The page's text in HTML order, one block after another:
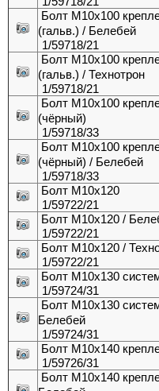
Болт М10х100
(гальв.) / Белебей
1/59718/21
Болт М10х100
(гальв.) / Технотрон
1/59718/21
Болт М10х100
(чёрный)
1/59718/33
Болт М10х100
(чёрный) / Белебей
1/59718/33
Болт М10х120
1/59722/21
Болт М10х120 /
1/59722/21
Болт М10х120 /
1/59722/21
Болт М10х130
1/59724/31
Болт М10х130
Белебей
1/59724/31
Болт М10х140
1/59726/31
Болт М10х140